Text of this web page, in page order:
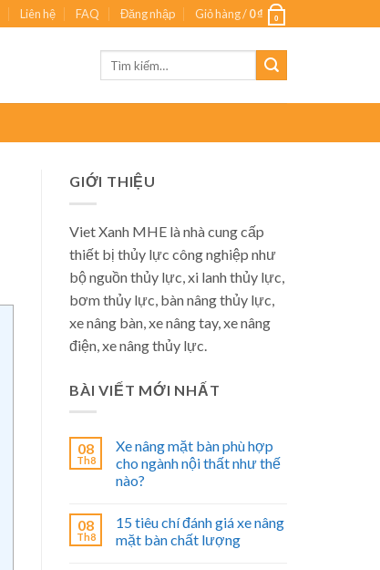
Liên hệ FAQ Đăng nhập Giỏ hàng /0₫ 0
GIỚI THIỆU
Viet Xanh MHE là nhà cung cấp
thiết bị thủy lực công nghiệp như
bộ nguồn thủy lực, xi lanh thủy lực,
bơm thủy lực, bàn nâng thủy lực,
xe nâng bàn, xe nâng tay, xe nâng
điện, xe nâng thủy lực.
BÀI VIẾT MỚI NHẤT
08
Th8
Xe nâng mặt bàn phù hợp
cho ngành nội thất như thế
nào?
08
Th8
15 tiêu chí đánh giá xe nâng
mặt bàn chất lượng